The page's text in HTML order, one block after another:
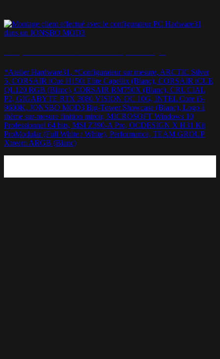
*Atelier Hardware31, *Configurateur sur mesure, ARCTIC Silver
5, CORSAIR iCue H150i Elite Capellix (Blanc), CORSAIR iCUE
QL120 RGB (Blanc), CORSAIR RM750X (Blanc), CRUCIAL
P2, GIGABYTE RTX 3080 VISION OC 10G, INTEL Core i5-
9600K, JONSBO MOD3 Big-Tower Showcase (Blanc), Logo à
thème sur-mesure finition miroir, MICROSOFT Windows 10
Professionnel 64 bits, MSI Z390-A Pro, OCDESIGN X H31 Kit
ProModular (Full White / White), Performance, TEAM GROUP
Xtreem ARGB (Blanc)